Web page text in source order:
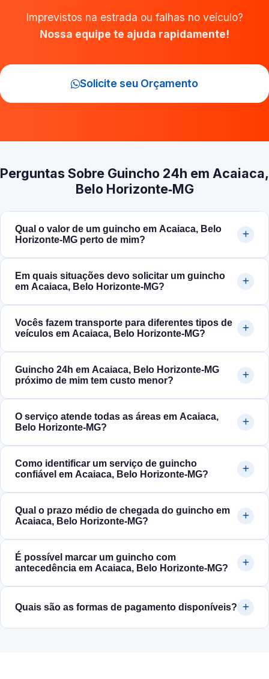
Imprevistos na estrada ou falhas no veículo?
Nossa equipe te ajuda rapidamente!
Solicite seu Orçamento
Perguntas Sobre Guincho 24h em Acaiaca,
Belo Horizonte‑MG
Qual o valor de um guincho em Acaiaca, Belo
Horizonte‑MG perto de mim?
Em quais situações devo solicitar um guincho
em Acaiaca, Belo Horizonte‑MG?
Vocês fazem transporte para diferentes tipos de
veículos em Acaiaca, Belo Horizonte‑MG?
Guincho 24h em Acaiaca, Belo Horizonte‑MG
próximo de mim tem custo menor?
O serviço atende todas as áreas em Acaiaca,
Belo Horizonte‑MG?
Como identificar um serviço de guincho
confiável em Acaiaca, Belo Horizonte‑MG?
Qual o prazo médio de chegada do guincho em
Acaiaca, Belo Horizonte‑MG?
É possível marcar um guincho com
antecedência em Acaiaca, Belo Horizonte‑MG?
Quais são as formas de pagamento disponíveis?